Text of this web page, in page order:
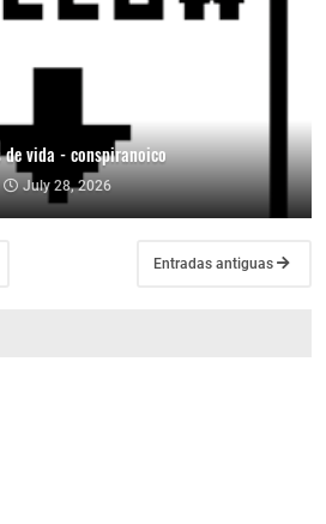
de vida - conspiranoico
July 28, 2026
Entradas antiguas